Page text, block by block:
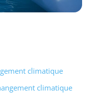
climatique
climatique